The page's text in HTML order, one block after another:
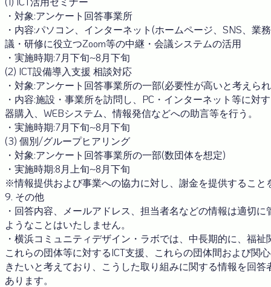
・対象:アンケート回答事業所
・内容:パソコン、インターネット(ホームページ、SNS、業
議・研修に役立つZoom等の中継・会議システムの活用
・実施時期:7月下旬~8月下旬
(2) ICT設備導入支援 相談対応
・対象:アンケート回答事業所の一部(必要性が高いと考えら
・内容:施設・事業所を訪問し、PC・インターネット等に対
器購入、WEBシステム、情報発信などへの助言等を行う。
・実施時期:7月下旬~8月下旬
(3) 個別/グループヒアリング
・対象:アンケート回答事業所の一部(数団体を想定)
・実施時期:8月上旬~8月下旬
※情報提供および事業への協力に対し、謝金を提供すること
9. その他
・回答内容、メールアドレス、担当者名などの情報は適切
ようなことはいたしません。
・横浜コミュニティデザイン・ラボでは、中長期的に、福
これらの団体等に対するICT支援、これらの団体間および関
きたいと考えており、こうした取り組みに関する情報を回
あります。